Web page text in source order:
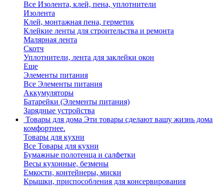
Все Изолента, клей, пена, уплотнители
Изолента
Клей, монтажная пена, герметик
Клейкие ленты для строительства и ремонта
Малярная лента
Скотч
Уплотнители, лента для заклейки окон
Еще
Элементы питания
Все Элементы питания
Аккумуляторы
Батарейки (Элементы питания)
Зарядные устройства
Товары для дома Эти товары сделают вашу жизнь дома
комфортнее.
Товары для кухни
Все Товары для кухни
Бумажные полотенца и салфетки
Весы кухонные, безмены
Емкости, контейнеры, миски
Крышки, приспособления для консервирования